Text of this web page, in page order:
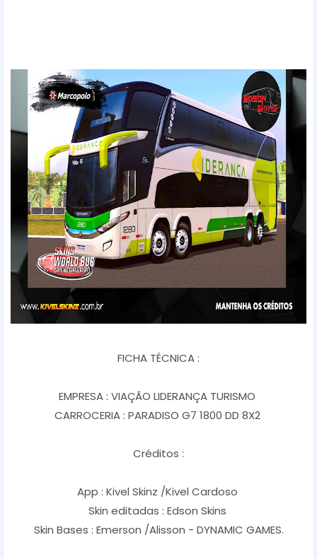
FICHA TÉCNICA :
EMPRESA : VIAÇÃO LIDERANÇA TURISMO
CARROCERIA : PARADISO G7 1800 DD 8X2
Créditos :
App : Kivel Skinz /Kivel Cardoso
Skin editadas : Edson Skins
Skin Bases : Emerson /Alisson - DYNAMIC GAMES.